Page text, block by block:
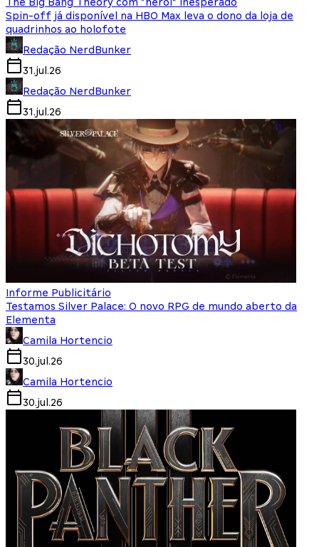
Spin-off já disponível na HBO Max leva o dono da loja de
quadrinhos ao holofote
Redação NerdBunker
31.jul.26
Redação NerdBunker
31.jul.26
Informe Publicitário
Testamos Silver Palace: O novo RPG de mundo aberto da
Elementa
Camila Hortencio
30.jul.26
Camila Hortencio
30.jul.26